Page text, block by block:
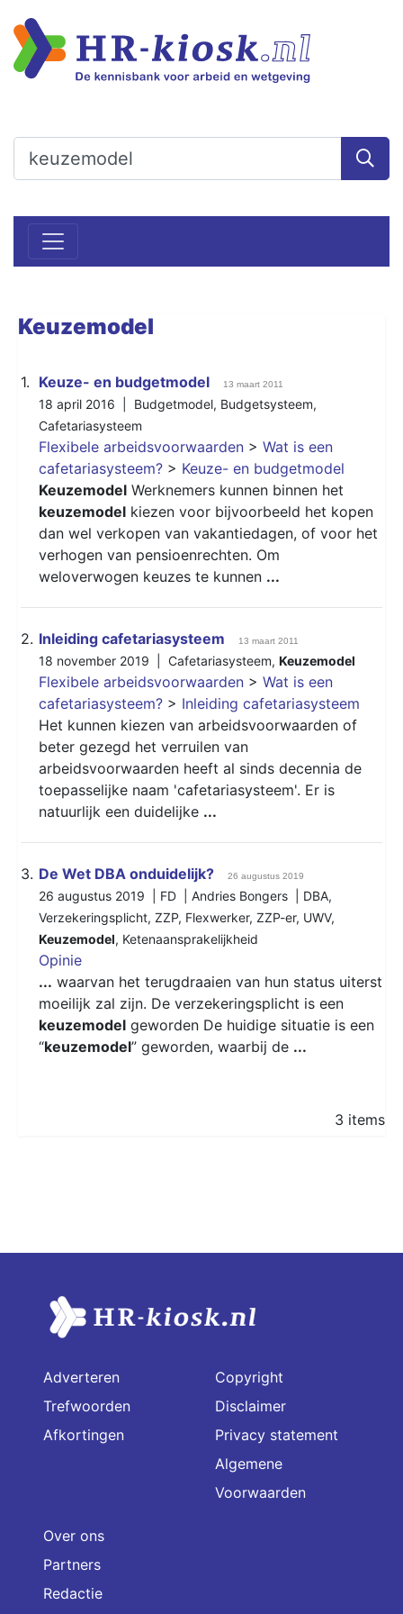
Keuzemodel
1. Keuze- en budgetmodel 13 maart 2011
18 april 2016 | Budgetmodel, Budgetsysteem,
Cafetariasysteem
Flexibele arbeidsvoorwaarden > Wat is een
cafetariasysteem? > Keuze- en budgetmodel
Keuzemodel Werknemers kunnen binnen het
keuzemodel kiezen voor bijvoorbeeld het kopen
dan wel verkopen van vakantiedagen, of voor het
verhogen van pensioenrechten. Om
weloverwogen keuzes te kunnen ...
2. Inleiding cafetariasysteem 13 maart 2011
18 november 2019 | Cafetariasysteem, Keuzemodel
Flexibele arbeidsvoorwaarden > Wat is een
cafetariasysteem? > Inleiding cafetariasysteem
Het kunnen kiezen van arbeidsvoorwaarden of
beter gezegd het verruilen van
arbeidsvoorwaarden heeft al sinds decennia de
toepasselijke naam 'cafetariasysteem'. Er is
natuurlijk een duidelijke ...
3. De Wet DBA onduidelijk? 26 augustus 2019
26 augustus 2019 | FD | Andries Bongers | DBA,
Verzekeringsplicht, ZZP, Flexwerker, ZZP-er, UWV,
Keuzemodel, Ketenaansprakelijkheid
Opinie
... waarvan het terugdraaien van hun status uiterst
moeilijk zal zijn. De verzekeringsplicht is een
keuzemodel geworden De huidige situatie is een
“keuzemodel” geworden, waarbij de ...
3 items
Adverteren
Trefwoorden
Afkortingen
Copyright
Disclaimer
Privacy statement
Algemene
Voorwaarden
Over ons
Partners
Redactie